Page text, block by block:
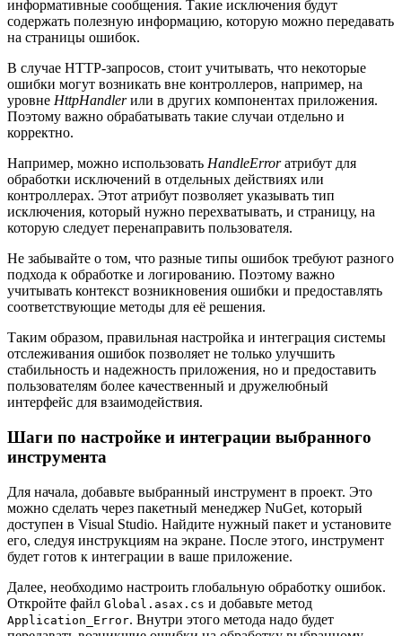
информативные сообщения. Такие исключения будут
содержать полезную информацию, которую можно передавать
на страницы ошибок.
В случае HTTP-запросов, стоит учитывать, что некоторые
ошибки могут возникать вне контроллеров, например, на
уровне HttpHandlerили в других компонентах приложения.
Поэтому важно обрабатывать такие случаи отдельно и
корректно.
Например, можно использовать HandleErrorатрибут для
обработки исключений в отдельных действиях или
контроллерах. Этот атрибут позволяет указывать тип
исключения, который нужно перехватывать, и страницу, на
которую следует перенаправить пользователя.
Не забывайте о том, что разные типы ошибок требуют разного
подхода к обработке и логированию. Поэтому важно
учитывать контекст возникновения ошибки и предоставлять
соответствующие методы для её решения.
Таким образом, правильная настройка и интеграция системы
отслеживания ошибок позволяет не только улучшить
стабильность и надежность приложения, но и предоставить
пользователям более качественный и дружелюбный
интерфейс для взаимодействия.
Шаги по настройке и интеграции выбранного
инструмента
Для начала, добавьте выбранный инструмент в проект. Это
можно сделать через пакетный менеджер NuGet, который
доступен в Visual Studio. Найдите нужный пакет и установите
его, следуя инструкциям на экране. После этого, инструмент
будет готов к интеграции в ваше приложение.
Далее, необходимо настроить глобальную обработку ошибок.
Откройте файл Global.asax.cs и добавьте метод
Application_Error. Внутри этого метода надо будет